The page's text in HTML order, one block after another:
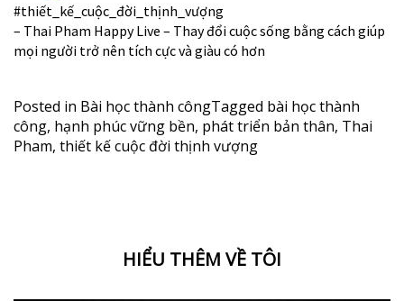
#thiết_kế_cuộc_đời_thịnh_vượng
– Thai Pham Happy Live – Thay đổi cuộc sống bằng cách giúp
mọi người trở nên tích cực và giàu có hơn
Posted in Bài học thành côngTagged bài học thành
công, hạnh phúc vững bền, phát triển bản thân, Thai
Pham, thiết kế cuộc đời thịnh vượng
HIỂU THÊM VỀ TÔI